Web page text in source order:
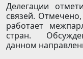
Делегации
связей.
работает
стран.
данном